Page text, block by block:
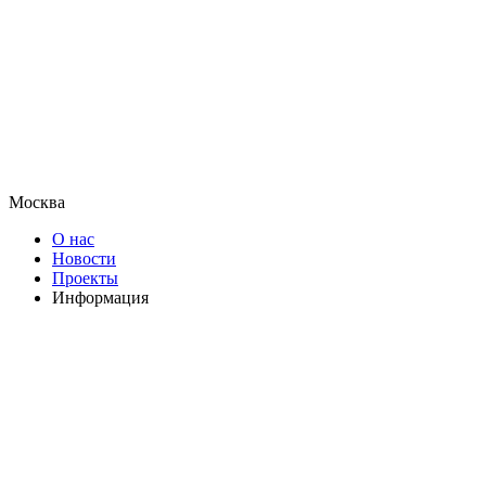
Москва
О нас
Новости
Проекты
Информация